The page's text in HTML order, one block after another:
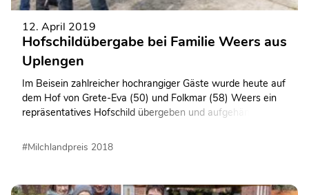
12. April 2019
Hofschildübergabe bei Familie Weers aus
Uplengen
Im Beisein zahlreicher hochrangiger Gäste wurde heute auf
dem Hof von Grete-Eva (50) und Folkmar (58) Weers ein
repräsentatives Hofschild übergeben und aufgehängt.
#Milchlandpreis 2018